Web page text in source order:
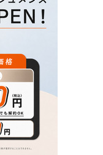
原市阿保1-9-8
原市上田3丁
めニティまつ
原市上田3-1-1
イズビル2階